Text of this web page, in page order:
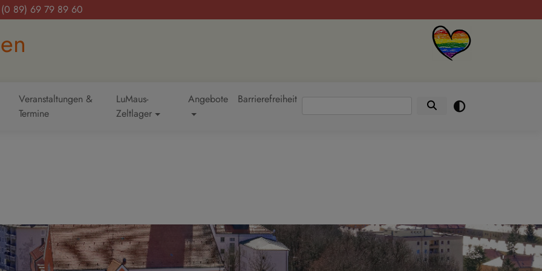
(0 89) 69 79 89 60‬
Veranstaltungen &
Termine
LuMaus-
Zeltlager
Angebote BarrierefreiheitSuche